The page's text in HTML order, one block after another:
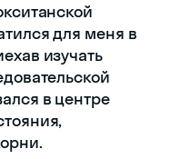
для меня в
изучать
в центре